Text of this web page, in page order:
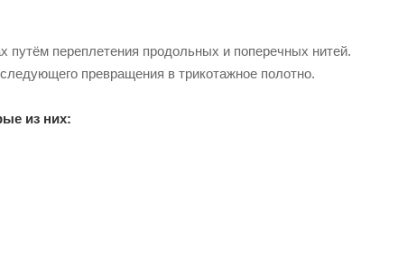
путём переплетения продольных и поперечных нитей.
превращения в трикотажное полотно.
из них: